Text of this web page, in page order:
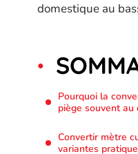
domestique au
Pourquoi la
piège souvent au
Convertir mètre
variantes